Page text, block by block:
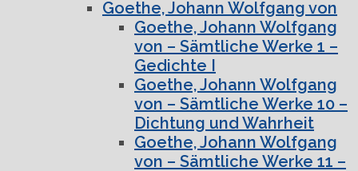
Goethe, Johann Wolfgang von
Goethe, Johann Wolfgang
von – Sämtliche Werke 1 –
Gedichte I
Goethe, Johann Wolfgang
von – Sämtliche Werke 10 –
Dichtung und Wahrheit
Goethe, Johann Wolfgang
von – Sämtliche Werke 11 –